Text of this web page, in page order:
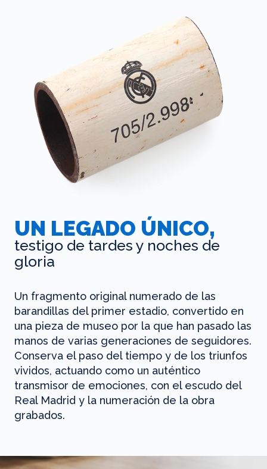
UN LEGADO ÚNICO,
testigo de tardes y noches de
gloria
Un fragmento original numerado de las
barandillas del primer estadio, convertido en
una pieza de museo por la que han pasado las
manos de varias generaciones de seguidores.
Conserva el paso del tiempo y de los triunfos
vividos, actuando como un auténtico
transmisor de emociones, con el escudo del
Real Madrid y la numeración de la obra
grabados.